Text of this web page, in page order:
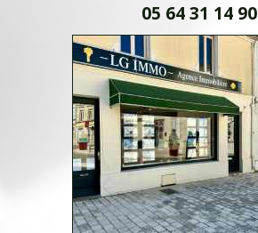
05 64 31 14 90